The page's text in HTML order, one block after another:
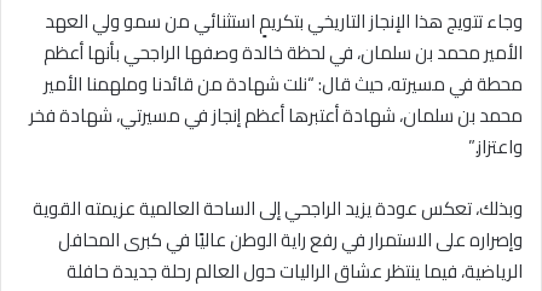
وجاء تتويج هذا الإنجاز التاريخي بتكريمٍ استثنائي من سمو ولي العهد
الأمير محمد بن سلمان، في لحظة خالدة وصفها الراجحي بأنها أعظم
محطة في مسيرته، حيث قال: “نلت شهادة من قائدنا وملهمنا الأمير
محمد بن سلمان، شهادة أعتبرها أعظم إنجاز في مسيرتي، شهادة فخر
واعتزاز.”
وبذلك، تعكس عودة يزيد الراجحي إلى الساحة العالمية عزيمته القوية
وإصراره على الاستمرار في رفع راية الوطن عاليًا في كبرى المحافل
الرياضية، فيما ينتظر عشاق الراليات حول العالم رحلة جديدة حافلة